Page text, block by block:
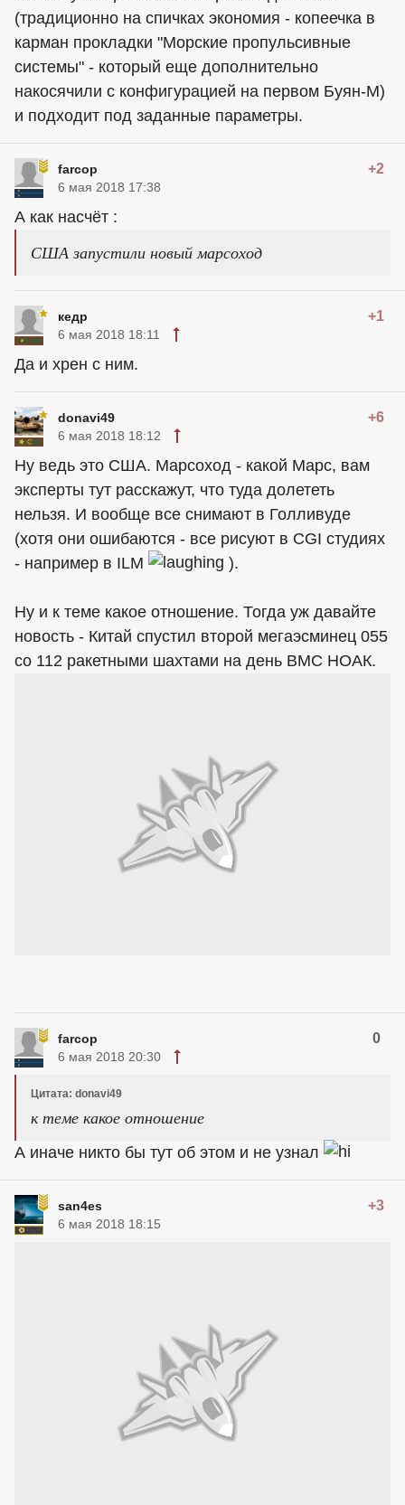
(традиционно на спичках экономия - копеечка в
карман прокладки "Морские пропульсивные
системы" - который еще дополнительно
накосячили с конфигурацией на первом Буян-М)
и подходит под заданные параметры.
farcop +2
6 мая 2018 17:38
А как насчёт :
США запустили новый марсоход
кедр +1
6 мая 2018 18:11
Да и хрен с ним.
donavi49 +6
6 мая 2018 18:12
Ну ведь это США. Марсоход - какой Марс, вам
эксперты тут расскажут, что туда долететь
нельзя. И вообще все снимают в Голливуде
(хотя они ошибаются - все рисуют в CGI студиях
- например в ILM
).
Ну и к теме какое отношение. Тогда уж давайте
новость - Китай спустил второй мегаэсминец 055
со 112 ракетными шахтами на день ВМС НОАК.
farcop 0
6 мая 2018 20:30
Цитата: donavi49
к теме какое отношение
А иначе никто бы тут об этом и не узнал
san4es +3
6 мая 2018 18:15